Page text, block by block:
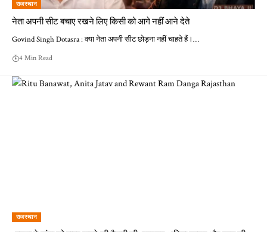
राजस्थान
नेता अपनी सीट बचाए रखने लिए किसी को आगे नहीं आने देते
Govind Singh Dotasra : क्या नेता अपनी सीट छोड़ना नहीं चाहते हैं।…
4 Min Read
राजस्थान